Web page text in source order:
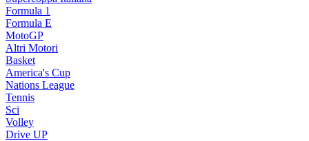
Formula 1
Formula E
MotoGP
Altri Motori
Basket
America's Cup
Nations League
Tennis
Sci
Volley
Drive UP